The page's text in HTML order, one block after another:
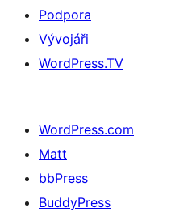
Podpora
Vývojáři
WordPress.TV
WordPress.com
Matt
bbPress
BuddyPress